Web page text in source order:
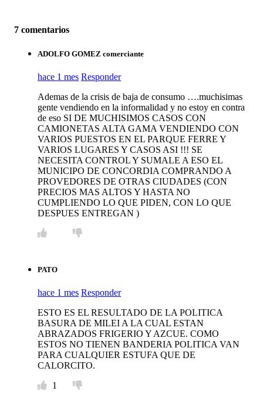
7 comentarios
ADOLFO GOMEZ comerciante
hace 1 mes Responder
Ademas de la crisis de baja de consumo ….muchisimas
gente vendiendo en la informalidad y no estoy en contra
de eso SI DE MUCHISIMOS CASOS CON
CAMIONETAS ALTA GAMA VENDIENDO CON
VARIOS PUESTOS EN EL PARQUE FERRE Y
VARIOS LUGARES Y CASOS ASI !!! SE
NECESITA CONTROL Y SUMALE A ESO EL
MUNICIPO DE CONCORDIA COMPRANDO A
PROVEDORES DE OTRAS CIUDADES (CON
PRECIOS MAS ALTOS Y HASTA NO
CUMPLIENDO LO QUE PIDEN, CON LO QUE
DESPUES ENTREGAN )
PATO
hace 1 mes Responder
ESTO ES EL RESULTADO DE LA POLITICA
BASURA DE MILEI A LA CUAL ESTAN
ABRAZADOS FRIGERIO Y AZCUE. COMO
ESTOS NO TIENEN BANDERIA POLITICA VAN
PARA CUALQUIER ESTUFA QUE DE
CALORCITO.
1